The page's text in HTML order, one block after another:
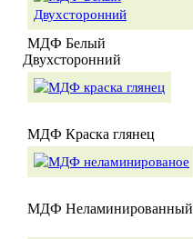
МДФ Белый
Двухсторонний
МДФ Краска глянец
МДФ Неламинированный